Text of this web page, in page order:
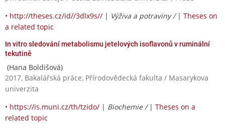
• http://theses.cz/id//3dlx9s// | Výživa a potraviny / | Theses on
a related topic
In vitro sledování metabolismu jetelových isoflavonů v ruminální
tekutině
(Hana Boldišová)
2017, Bakalářská práce, Přírodovědecká fakulta / Masarykova
univerzita
• https://is.muni.cz/th/tzido/ | Biochemie / | Theses on a
related topic